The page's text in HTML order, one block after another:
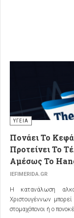
ΥΓΕΙΑ
Πονάει Το
Προτείνει Το
Αμέσως Το
IEFIMERIDA.GR
Η κατανάλωση
Χριστουγέννων
στομαχόπονοι ή ο